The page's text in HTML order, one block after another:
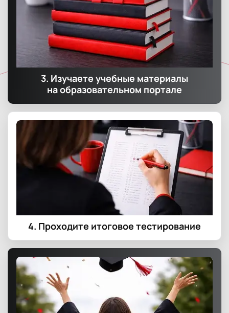
3. Изучаете учебные материалы
на образовательном портале
4. Проходите итоговое тестирование